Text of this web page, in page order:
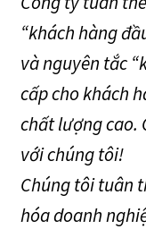
“khách hàng
và nguyên tắc
cấp cho khách
chất lượng cao.
với chúng tôi!
Chúng tôi tuân
hóa doanh